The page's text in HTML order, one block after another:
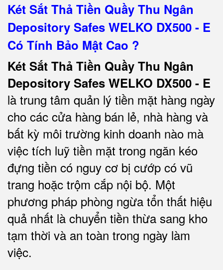
Két Sắt Thả Tiền Quầy Thu Ngân
Depository Safes WELKO DX500 - E
Có Tính Bảo Mật Cao ?
Két Sắt Thả Tiền Quầy Thu Ngân
Depository Safes WELKO DX500 - E
là trung tâm quản lý tiền mặt hàng ngày
cho các cửa hàng bán lẻ, nhà hàng và
bất kỳ môi trường kinh doanh nào mà
việc tích luỹ tiền mặt trong ngăn kéo
đựng tiền có nguy cơ bị cướp có vũ
trang hoặc trộm cắp nội bộ. Một
phương pháp phòng ngừa tổn thất hiệu
quả nhất là chuyển tiền thừa sang kho
tạm thời và an toàn trong ngày làm
việc.